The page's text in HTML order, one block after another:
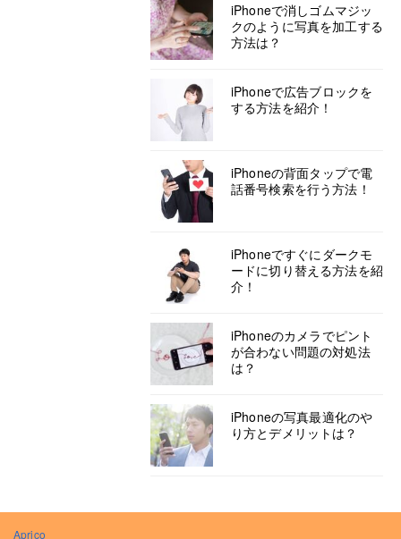
iPhoneで消しゴムマジッ
クのように写真を加工する
方法は？
iPhoneで広告ブロックを
する方法を紹介！
iPhoneの背面タップで電
話番号検索を行う方法！
iPhoneですぐにダークモ
ードに切り替える方法を紹
介！
iPhoneのカメラでピント
が合わない問題の対処法
は？
iPhoneの写真最適化のや
り方とデメリットは？
Aprico